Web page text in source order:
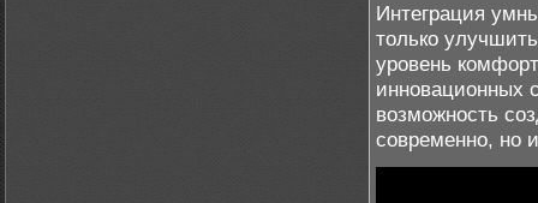
Интеграция
только
уровень
инновационных
возможность
современно, но